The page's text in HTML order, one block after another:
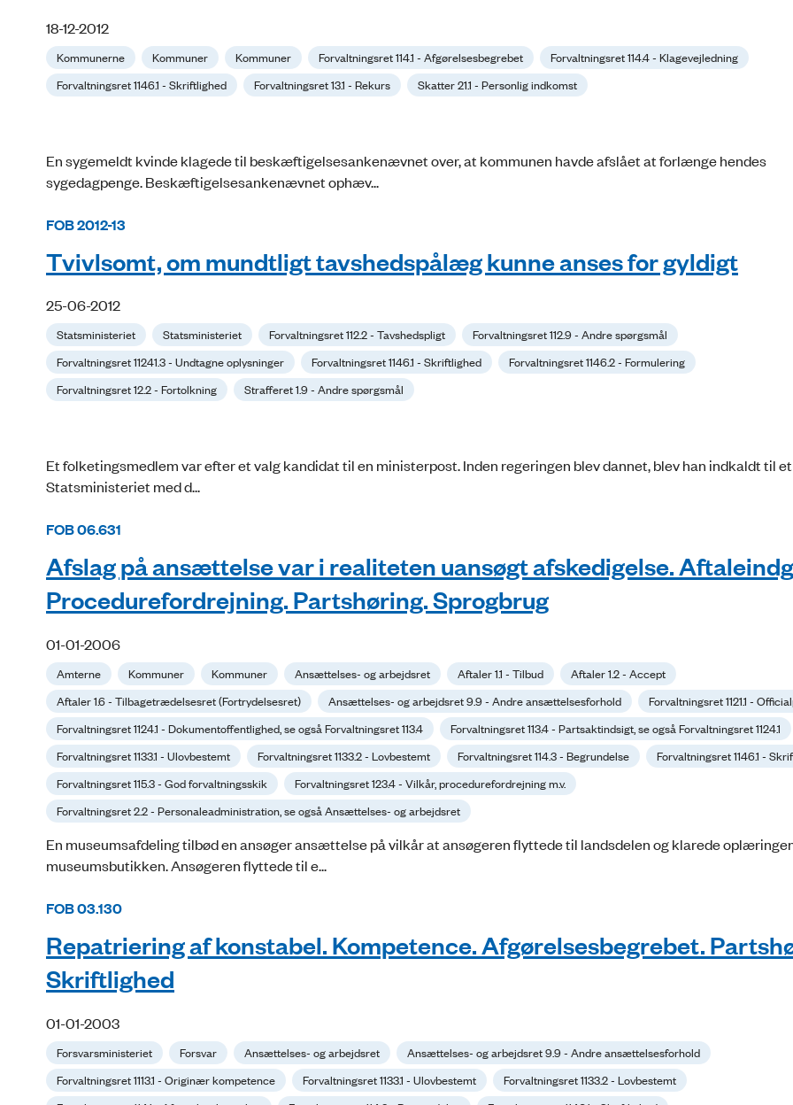
18-12-2012
Kommunerne Kommuner Kommuner Forvaltningsret 114.1 - Afgørelsesbegrebet
Forvaltningsret 114.4 - Klagevejledning
Forvaltningsret 1146.1 - Skriftlighed
Forvaltningsret 13.1 - Rekurs Skatter 21.1 - Personlig indkomst
En sygemeldt kvinde klagede til beskæftigelsesankenævnet over, at kommunen havde afslået at forlænge hendes
sygedagpenge. Beskæftigelsesankenævnet ophæv...
FOB 2012-13
Tvivlsomt, om mundtligt tavshedspålæg kunne anses for gyldigt
25-06-2012
Statsministeriet Statsministeriet Forvaltningsret 112.2 - Tavshedspligt
Forvaltningsret 112.9 - Andre spørgsmål
Forvaltningsret 11241.3 - Undtagne oplysninger
Forvaltningsret 1146.1 - Skriftlighed
Forvaltningsret 1146.2 - Formulering
Forvaltningsret 12.2 - Fortolkning
Strafferet 1.9 - Andre spørgsmål
Et folketingsmedlem var efter et valg kandidat til en ministerpost. Inden regeringen blev dannet, blev han indkaldt til
Statsministeriet med d...
FOB 06.631
Afslag på ansættelse var i realiteten uansøgt afskedigelse.
Procedurefordrejning. Partshøring. Sprogbrug
01-01-2006
Amterne Kommuner Kommuner Ansættelses- og arbejdsret Aftaler 1.1 - Tilbud
Aftaler 1.2 - Accept
Aftaler 1.6 - Tilbagetrædelsesret (Fortrydelsesret)
Ansættelses- og arbejdsret 9.9 - Andre ansættelsesforhold
Forvaltningsret 1121.1 -
Forvaltningsret 1124.1 - Dokumentoffentlighed, se også Forvaltningsret 113.4
Forvaltningsret 113.4 - Partsaktindsigt, se også Forvaltningsret 1124.1
Forvaltningsret 1133.1 - Ulovbestemt
Forvaltningsret 1133.2 - Lovbestemt Forvaltningsret 114.3 - Begrundelse
Forvaltningsret 1146.1 -
Forvaltningsret 115.3 - God forvaltningsskik
Forvaltningsret 123.4 - Vilkår, procedurefordrejning m.v.
Forvaltningsret 2.2 - Personaleadministration, se også Ansættelses- og arbejdsret
En museumsafdeling tilbød en ansøger ansættelse på vilkår at ansøgeren flyttede til landsdelen og klarede
museumsbutikken. Ansøgeren flyttede til e...
FOB 03.130
Repatriering af konstabel. Kompetence. Afgørelsesbegrebet.
Skriftlighed
01-01-2003
Forsvarsministeriet Forsvar Ansættelses- og arbejdsret
Ansættelses- og arbejdsret 9.9 - Andre ansættelsesforhold
Forvaltningsret 1113.1 - Originær kompetence
Forvaltningsret 1133.1 - Ulovbestemt
Forvaltningsret 1133.2 - Lovbestemt